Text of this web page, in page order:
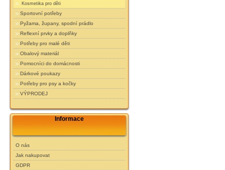
Kosmetika pro děti
Sportovní potřeby
Pyžama, župany, spodní prádlo
Reflexní prvky a doplňky
Potřeby pro malé děti
Obalový materiál
Pomocníci do domácnosti
Dárkové poukazy
Potřeby pro psy a kočky
VÝPRODEJ
Informace
O nás
Jak nakupovat
GDPR